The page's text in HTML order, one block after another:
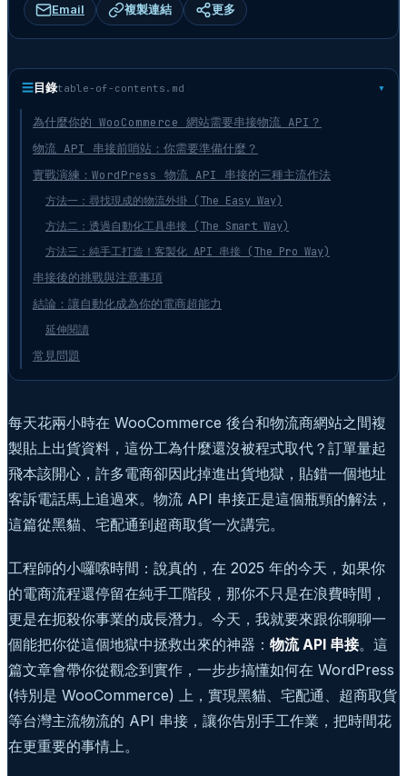
Email 複製連結 更多
☰目錄table-of-contents.md
為什麼你的 WooCommerce 網站需要串接物流 API？
物流 API 串接前哨站：你需要準備什麼？
實戰演練：WordPress 物流 API 串接的三種主流作法
方法一：尋找現成的物流外掛 (The Easy Way)
方法二：透過自動化工具串接 (The Smart Way)
方法三：純手工打造！客製化 API 串接 (The Pro Way)
串接後的挑戰與注意事項
結論：讓自動化成為你的電商超能力
延伸閱讀
常見問題
每天花兩小時在 WooCommerce 後台和物流商網站之間複
製貼上出貨資料，這份工為什麼還沒被程式取代？訂單量起
飛本該開心，許多電商卻因此掉進出貨地獄，貼錯一個地址
客訴電話馬上追過來。物流 API 串接正是這個瓶頸的解法，
這篇從黑貓、宅配通到超商取貨一次講完。
工程師的小囉嗦時間：說真的，在 2025 年的今天，如果你
的電商流程還停留在純手工階段，那你不只是在浪費時間，
更是在扼殺你事業的成長潛力。今天，我就要來跟你聊聊一
個能把你從這個地獄中拯救出來的神器： 物流 API 串接。這
篇文章會帶你從觀念到實作，一步步搞懂如何在 WordPress
(特別是 WooCommerce) 上，實現黑貓、宅配通、超商取貨
等台灣主流物流的 API 串接，讓你告別手工作業，把時間花
在更重要的事情上。